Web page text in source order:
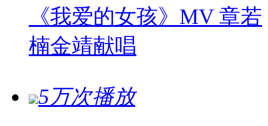
《我爱的女孩》MV 章若
楠金靖献唱
5万次播放